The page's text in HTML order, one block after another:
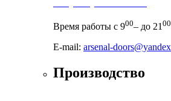
Время работы с 900– до 21 00
E-mail: arsenal-
Производство